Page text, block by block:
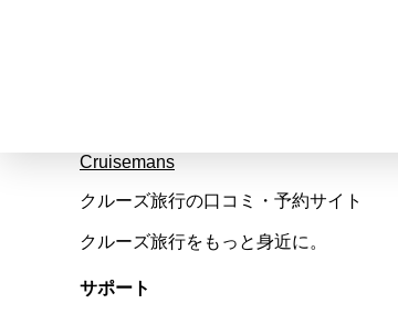
Cruisemans
クルーズ旅行の口コミ・予約サイト
クルーズ旅行をもっと身近に。
サポート